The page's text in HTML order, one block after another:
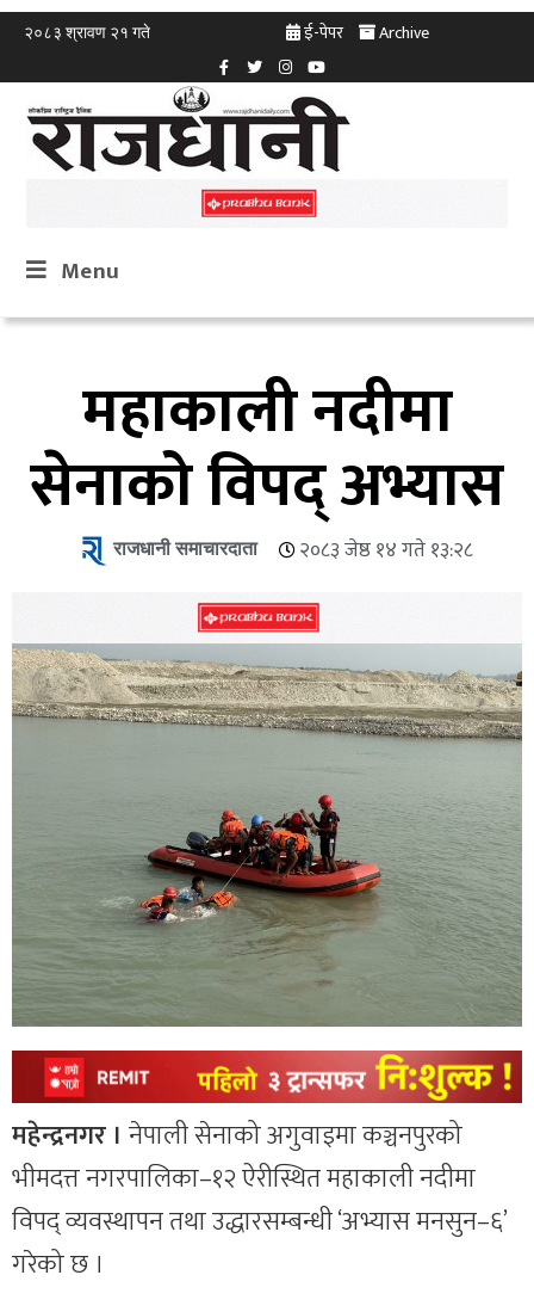
२०८३ श्रावण २१ गते ई-पेपर Archive
Menu
महाकाली नदीमा
सेनाको विपद् अभ्यास
राजधानी समाचारदाता २०८३ जेष्ठ १४ गते १३:२८
महेन्द्रनगर । नेपाली सेनाको अगुवाइमा कञ्चनपुरको
भीमदत्त नगरपालिका–१२ ऐरीस्थित महाकाली नदीमा
विपद् व्यवस्थापन तथा उद्धारसम्बन्धी ‘अभ्यास मनसुन–६’
गरेको छ ।